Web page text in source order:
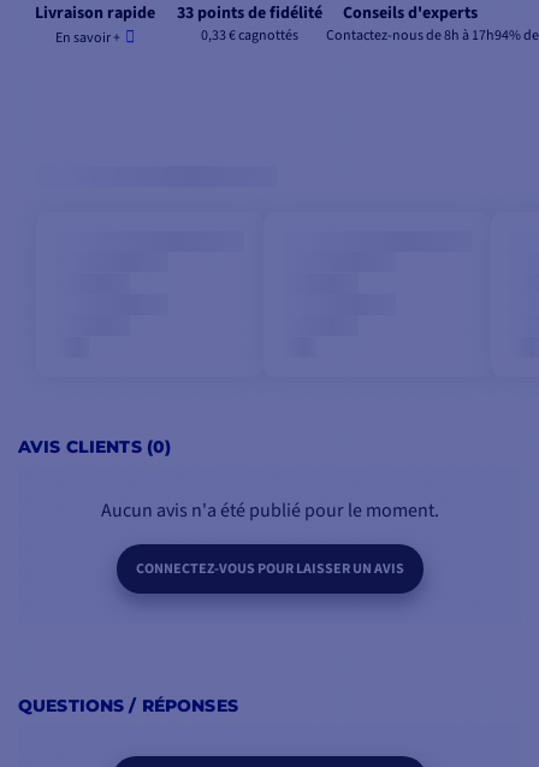
Livraison rapide
En savoir +
33 points de fidélité
0,33 € cagnottés
Conseils d'experts
Contactez-nous de 8h à 17h94%
AVIS CLIENTS (0)
Aucun avis n'a été publié pour le moment.
CONNECTEZ-VOUS POUR LAISSER UN AVIS
QUESTIONS / RÉPONSES